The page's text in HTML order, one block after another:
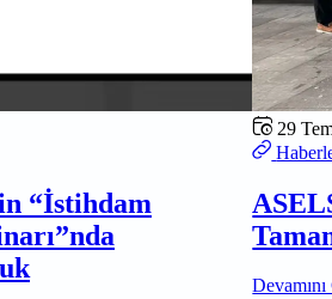
“İstihdam
29